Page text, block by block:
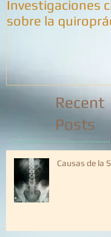
Investigaciones
sobre la
Recent
Posts
Causas de la